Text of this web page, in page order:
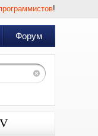
!
Форум